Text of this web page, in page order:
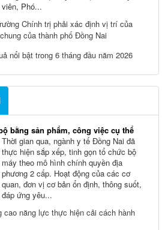
viên, Phó...
Chính trị phải xác định vị trí của
của thành phố Đồng Nai
nổi bật trong 6 tháng đầu năm 2026
bằng sản phẩm, công việc cụ thể
Thời gian qua, ngành y tế Đồng Nai đã
thực hiện sắp xếp, tinh gọn tổ chức bộ
máy theo mô hình chính quyền địa
phương 2 cấp. Hoạt động của các cơ
quan, đơn vị cơ bản ổn định, thông suốt,
đáp ứng yêu...
cao năng lực thực hiện cải cách hành